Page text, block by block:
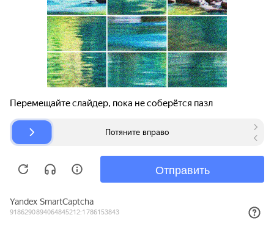
Поиск запчастей
Для автокомпаний
Авторазборки
О проекте
Помощь
Карта сайта
© bibinet.ru - система поиска запчастей,
Copyright 2010-2026 Все права защищены